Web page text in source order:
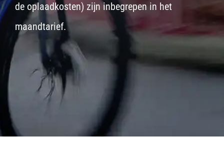
de oplaadkosten) zijn inbegrepen in het
maandtarief.